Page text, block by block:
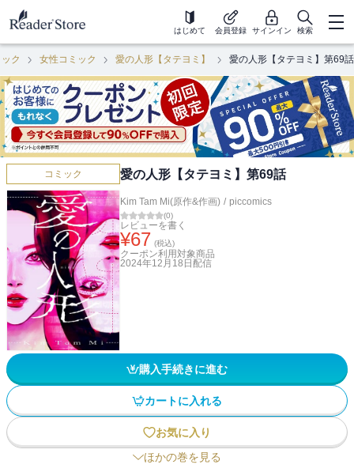
はじめて 会員登録 サインイン 検索
ク 女性コミック 愛の人形【タテヨミ】 愛の人形【タテヨミ】第69話
コミック 愛の人形【タテヨミ】第69話
Kim Tam Mi(原作&作画) / piccomics
(0)
レビューを書く
¥67 (税込)
クーポン利用対象商品
2024年12月18日 配信
購入手続きに進む
カートに入れる
お気に入り
ほかの巻を見る